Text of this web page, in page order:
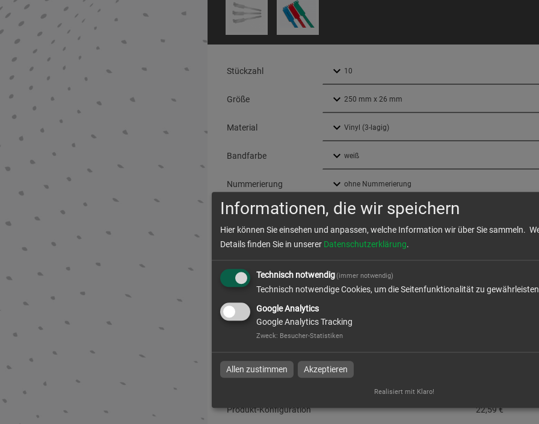
Stückzahl
Größe
Material
Bandfarbe
Nummerierung
Produktion und Versand
Absenderadresse
Alle Preise im Überblick
Produkt-Konfiguration 22,59€
Informationen, die wir speichern
Hier können Sie einsehen und anpassen, welche Information wir über Sie sammeln.
Details finden Sie in unserer Datenschutzerklärung.
Technisch notwendig(immer notwendig)
Technisch notwendige Cookies, um die Seitenfunktionalität zu gewährleisten
Google Analytics
Google Analytics Tracking
Zweck: Besucher-Statistiken
Allen zustimmen Akzeptieren
Realisiert mit Klaro!